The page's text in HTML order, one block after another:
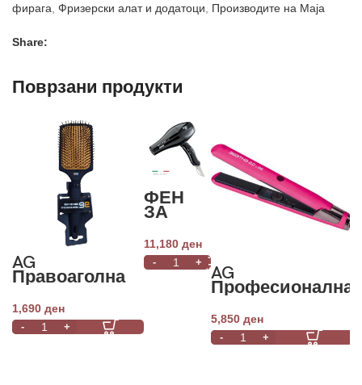
фирага Фризерски алат и додатоци Производите на Маја
Share:
Поврзани продукти
AG
Правоаголна
четка за
расчешлување
на коса
1,690 ден
ФЕН
ЗА
ETI
LINE
DIGITAL
11,180 ден
AG
Професионална
пегла за коса
AGATHA 2.0-230
°C- Розева
5,850 ден